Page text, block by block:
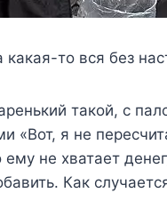
то вся без
такой, с
«Вот, я не
не хватает
Как